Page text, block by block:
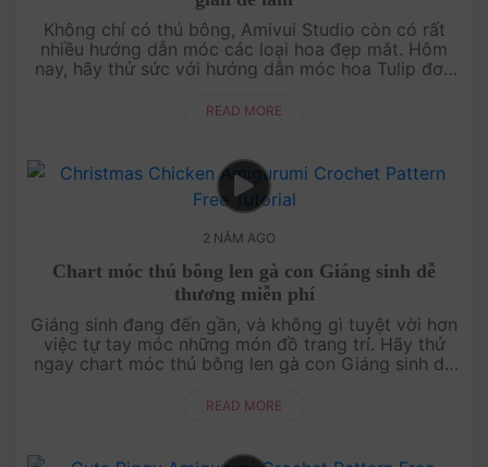
Không chỉ có thú bông, Amivui Studio còn có rất
nhiều hướng dẫn móc các loại hoa đẹp mắt. Hôm
nay, hãy thử sức với hướng dẫn móc hoa Tulip đơn
bạn sẽ....
READ MORE
2 NĂM AGO
Chart móc thú bông len gà con Giáng sinh dễ
thương miễn phí
Giáng sinh đang đến gần, và không gì tuyệt vời hơn
việc tự tay móc những món đồ trang trí. Hãy thử
ngay chart móc thú bông len gà con Giáng sinh dễ
sẽ....
READ MORE